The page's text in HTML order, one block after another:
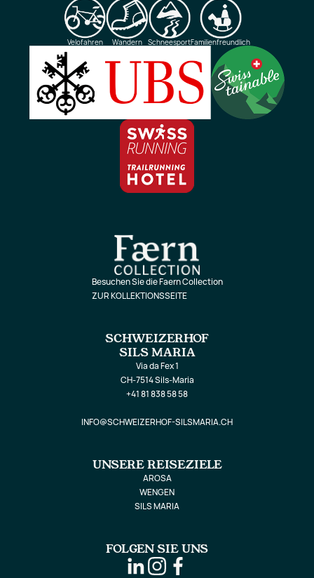
Velofahren Wandern SchneesportFamilienfreundlich
Besuchen Sie die Faern Collection
ZUR KOLLEKTIONSSEITE
SCHWEIZERHOF
SILS MARIA
Via da Fex 1
CH-7514 Sils-Maria
+41 81 838 58 58
INFO@SCHWEIZERHOF-SILSMARIA.CH
UNSERE REISEZIELE
AROSA
WENGEN
SILS MARIA
FOLGEN SIE UNS